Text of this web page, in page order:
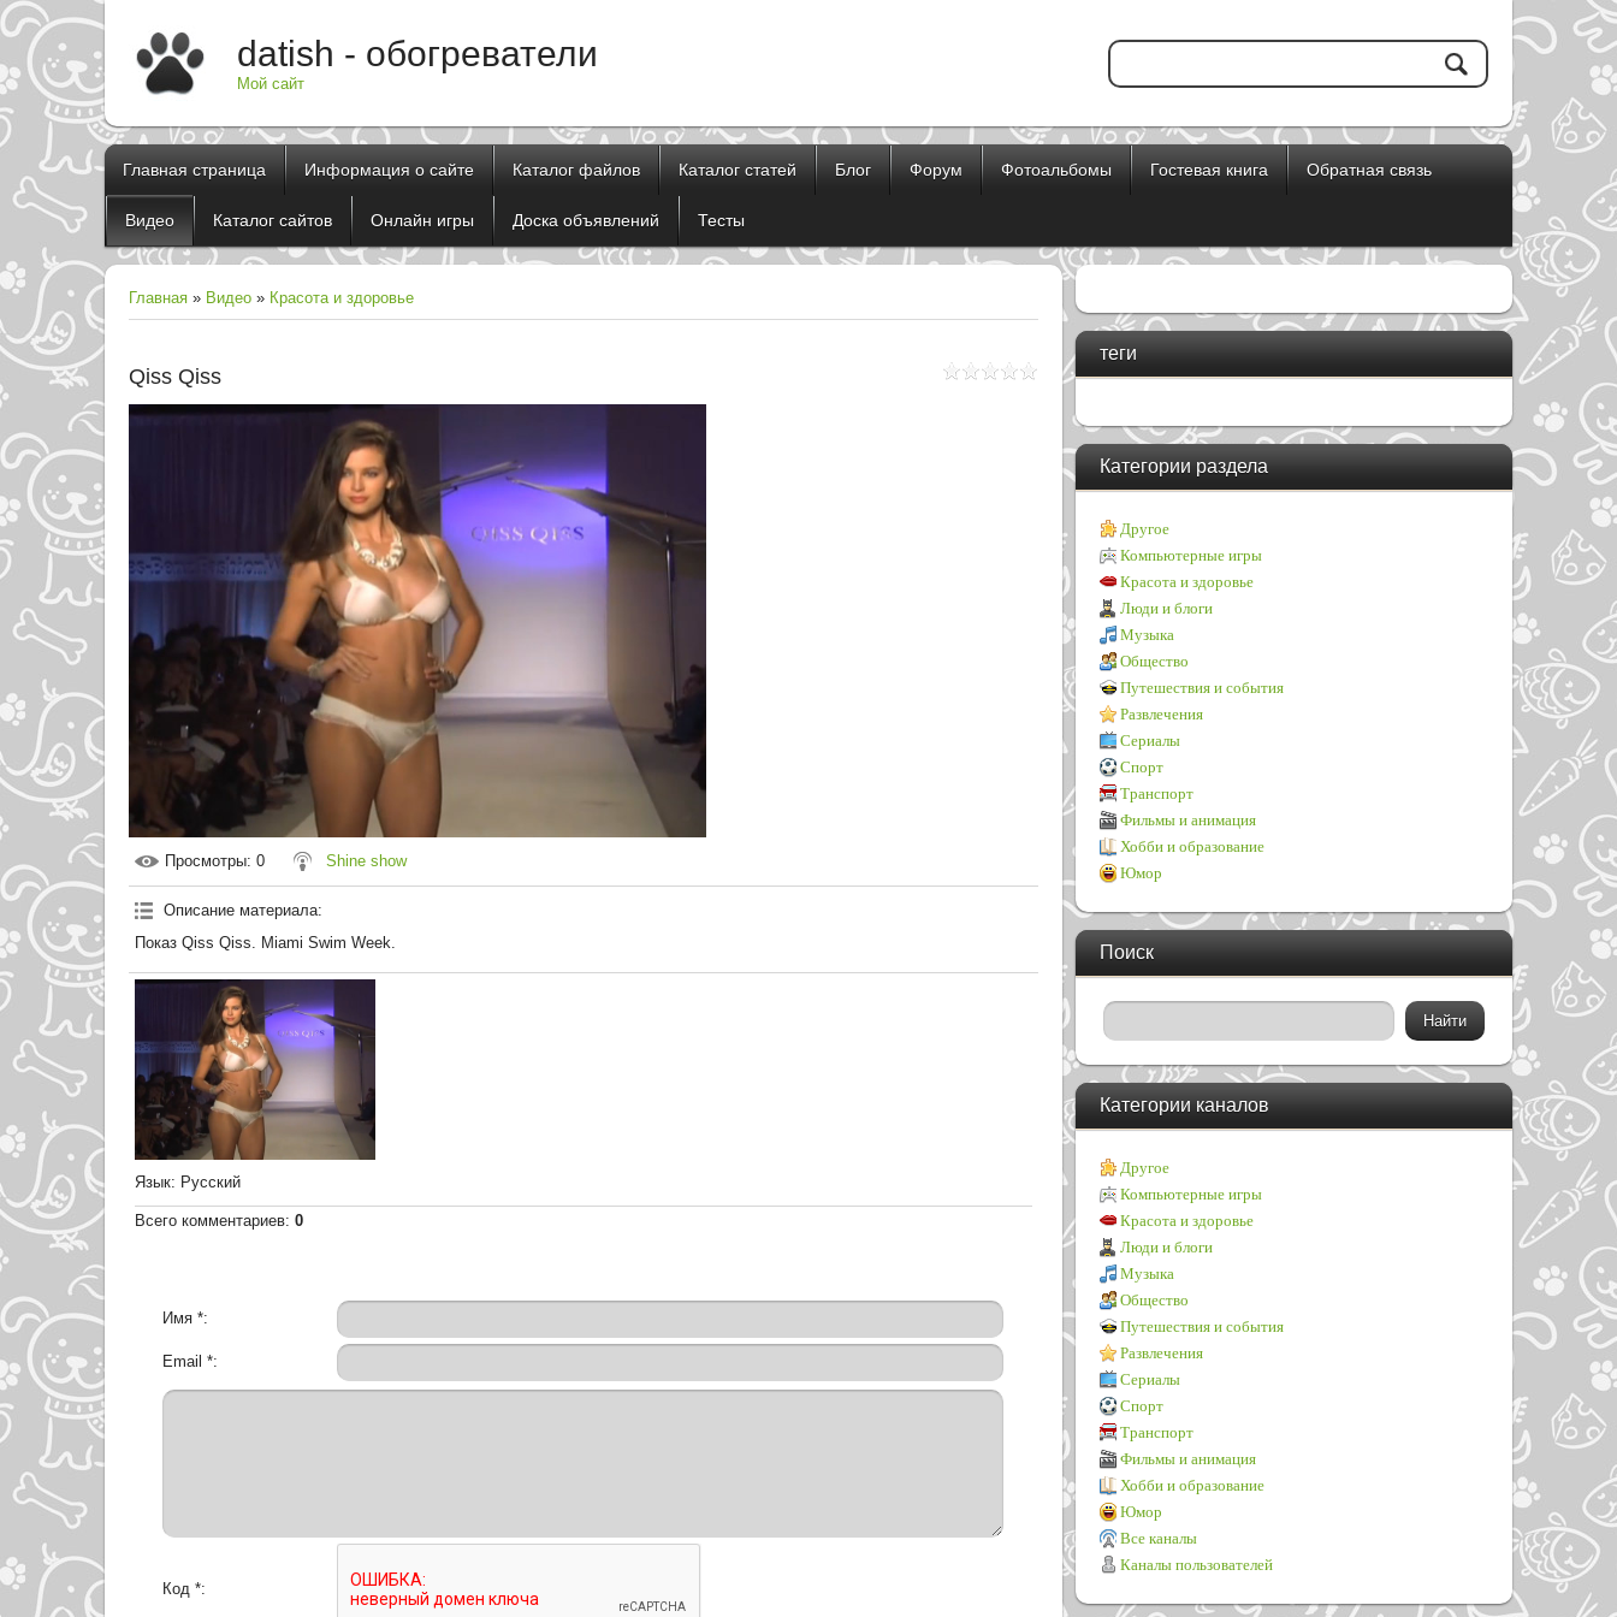
datish - обогреватели
Мой сайт
Главная страница Информация о сайте Каталог файлов Каталог статей Блог Форум Фотоальбомы Гостевая книга Обратная связь
Видео Каталог сайтов Онлайн игры Доска объявлений Тесты
Главная » Видео » Красота и здоровье
Qiss Qiss
Просмотры: 0 Shine show
Описание материала:
Показ Qiss Qiss. Miami Swim Week.
Язык: Русский
Всего комментариев: 0
Имя *:
Email *:
Код *:
теги
Категории раздела
Другое
Компьютерные игры
Красота и здоровье
Люди и блоги
Музыка
Общество
Путешествия и события
Развлечения
Сериалы
Спорт
Транспорт
Фильмы и анимация
Хобби и образование
Юмор
Поиск
Категории каналов
Другое
Компьютерные игры
Красота и здоровье
Люди и блоги
Музыка
Общество
Путешествия и события
Развлечения
Сериалы
Спорт
Транспорт
Фильмы и анимация
Хобби и образование
Юмор
Все каналы
Каналы пользователей